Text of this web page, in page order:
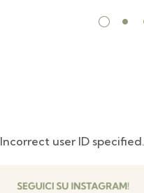
Incorrect user ID specified.